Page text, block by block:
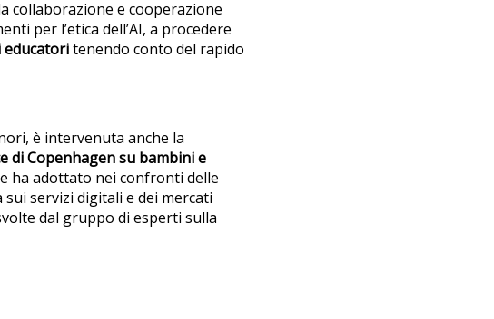
collaborazione e cooperazione
per l’etica dell’AI, a procedere
educatoritenendo conto del rapido
è intervenuta anche la
di Copenhagen su bambini e
ha adottato nei confronti delle
servizi digitali e dei mercati
dal gruppo di esperti sulla